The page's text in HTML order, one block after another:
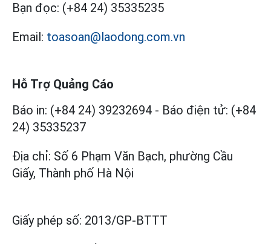
Bạn đọc: (+84 24) 35335235
Email: toasoan@laodong.com.vn
Hỗ Trợ Quảng Cáo
Báo in: (+84 24) 39232694 - Báo điện tử: (+84
24) 35335237
Địa chỉ: Số 6 Phạm Văn Bạch, phường Cầu
Giấy, Thành phố Hà Nội
Giấy phép số: 2013/GP-BTTT